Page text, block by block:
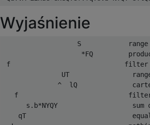
Wyjaśnienie
S            range
*FQ
f                             filter
UT
^  lQ
f
s.b*NYQY                   sum
qT